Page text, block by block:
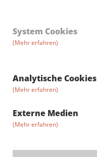
System Cookies
(Mehr erfahren)
Analytische Cookies
(Mehr erfahren)
Externe Medien
(Mehr erfahren)
Stadt *